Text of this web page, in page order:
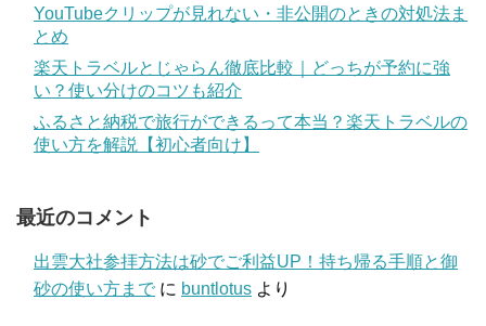
YouTubeクリップが見れない・非公開のときの対処法ま
とめ
楽天トラベルとじゃらん徹底比較｜どっちが予約に強
い？使い分けのコツも紹介
ふるさと納税で旅行ができるって本当？楽天トラベルの
使い方を解説【初心者向け】
最近のコメント
出雲大社参拝方法は砂でご利益UP！持ち帰る手順と御
砂の使い方まで に buntlotus より